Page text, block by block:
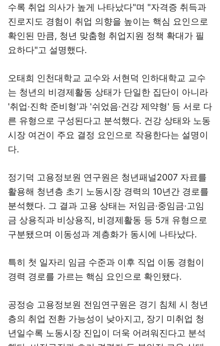
수록 취업 의사가 높게 나타났다"며 "자격증 취득과
진로지도 경험이 취업 의향을 높이는 핵심 요인으로
확인된 만큼, 청년 맞춤형 취업지원 정책 확대가 필
요하다"고 설명했다.
오태희 인천대학교 교수와 서현덕 인하대학교 교수
는 청년의 비경제활동 상태가 단일한 집단이 아니라
'취업·진학 준비형'과 '쉬었음·건강 제약형' 등 서로 다
른 유형으로 구성된다고 분석했다. 건강 상태와 노동
시장 여건이 주요 결정 요인으로 작용한다는 설명이
다.
정기덕 고용정보원 연구원은 청년패널2007 자료를
활용해 청년층 초기 노동시장 경력의 10년간 경로를
분석했다. 그 결과 고용 상태는 저임금·중임금·고임
금 상용직과 비상용직, 비경제활동 등 5개 유형으로
구분됐으며 이동성과 계층화가 동시에 나타났다.
특히 첫 일자리 임금 수준과 이후 직업 이동 경험이
경력 경로를 가르는 핵심 요인으로 확인됐다.
공정승 고용정보원 전임연구원은 경기 침체 시 청년
층의 취업 전환 가능성이 낮아지고, 장기 미취업 청
년일수록 노동시장 진입이 더욱 어려워진다고 분석